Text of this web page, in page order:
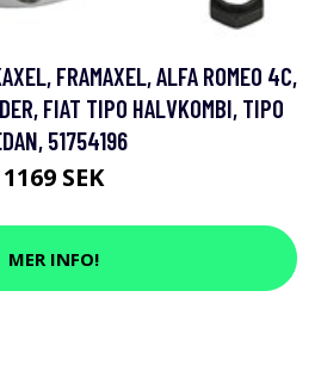
FRAMAXEL, ALFA ROMEO 4C,
FIAT TIPO HALVKOMBI, TIPO
51754196
1169 SEK
MER INFO!